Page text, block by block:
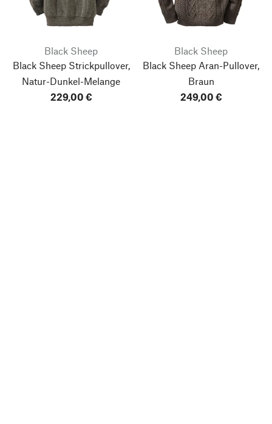
Black Sheep
Black Sheep Strickpullover,
Natur-Dunkel-Melange
229,00 €
Black Sheep
Black Sheep Aran-Pullover,
Braun
249,00 €